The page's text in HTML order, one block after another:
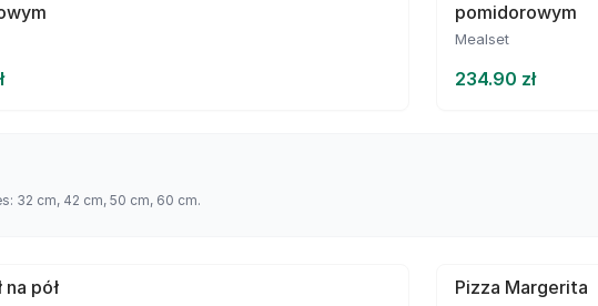
pomidorowym
Mealset
234.90 zł
32 cm, 42 cm, 50 cm, 60 cm.
na pół Pizza Margerita